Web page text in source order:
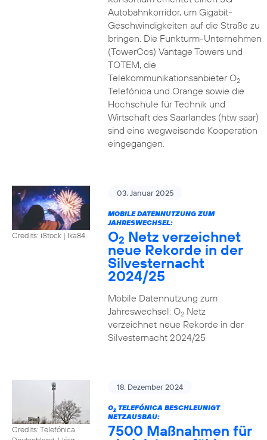
Autobahnkorridor, um Gigabit-
Geschwindigkeiten auf die Straße zu
bringen. Die Funkturm-Unternehmen
(TowerCos) Vantage Towers und
TOTEM, die
Telekommunikationsanbieter O2
Telefónica und Orange sowie die
Hochschule für Technik und
Wirtschaft des Saarlandes (htw saar)
sind eine wegweisende Kooperation
eingegangen.
Credits: iStock | Ika84
03. Januar 2025
MOBILE DATENNUTZUNG ZUM
JAHRESWECHSEL:
O2 Netz verzeichnet
neue Rekorde in der
Silvesternacht
2024/25
Mobile Datennutzung zum
Jahreswechsel: O2Netz
verzeichnet neue Rekorde in der
Silvesternacht 2024/25
Credits: Telefónica
18. Dezember 2024
O2TELEFÓNICA BESCHLEUNIGT
NETZAUSBAU:
7500 Maßnahmen für